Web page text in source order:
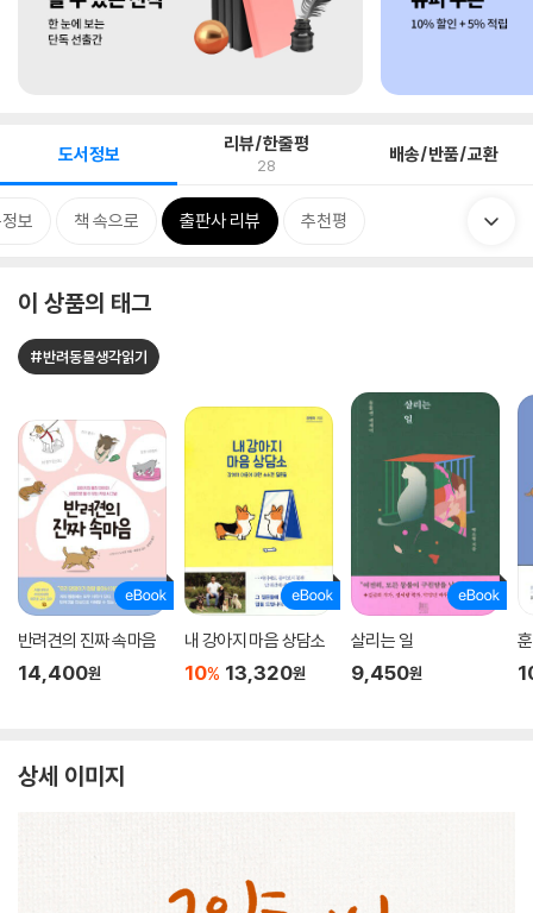
도서정보 리뷰/한줄평
28 배송/반품/교환
보 책 속으로 출판사 리뷰 추천평
이 상품의 태그
#반려동물생각읽기
반려견의 진짜 속마음
14,400원
내 강아지 마음 상담소
10% 13,320원
살리는 일
9,450원
상세 이미지